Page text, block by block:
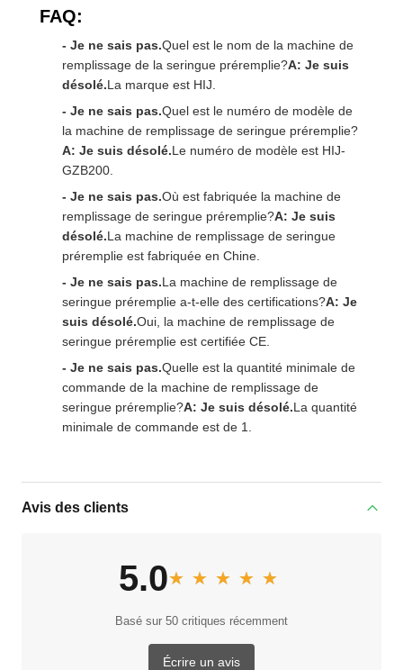
FAQ:
- Je ne sais pas.Quel est le nom de la machine de
remplissage de la seringue préremplie?A: Je suis
désolé.La marque est HIJ.
- Je ne sais pas.Quel est le numéro de modèle de
la machine de remplissage de seringue préremplie?
A: Je suis désolé.Le numéro de modèle est HIJ-
GZB200.
- Je ne sais pas.Où est fabriquée la machine de
remplissage de seringue préremplie?A: Je suis
désolé.La machine de remplissage de seringue
préremplie est fabriquée en Chine.
- Je ne sais pas.La machine de remplissage de
seringue préremplie a-t-elle des certifications?A: Je
suis désolé.Oui, la machine de remplissage de
seringue préremplie est certifiée CE.
- Je ne sais pas.Quelle est la quantité minimale de
commande de la machine de remplissage de
seringue préremplie?A: Je suis désolé.La quantité
minimale de commande est de 1.
Avis des clients
5.0★★★★★
★★★★★
Basé sur 50 critiques récemment
Écrire un avis